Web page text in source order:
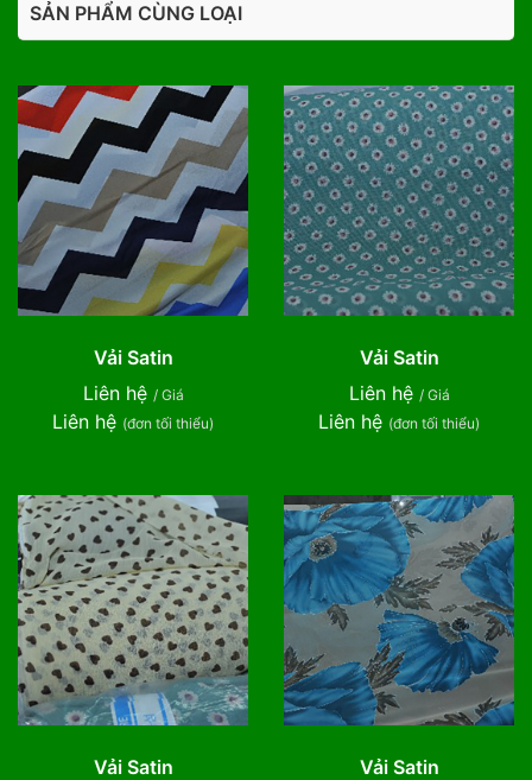
SẢN PHẨM CÙNG LOẠI
Vải Satin
Liên hệ / Giá
Liên hệ (đơn tối thiểu)
Vải Satin
Liên hệ / Giá
Liên hệ (đơn tối thiểu)
Vải Satin Vải Satin